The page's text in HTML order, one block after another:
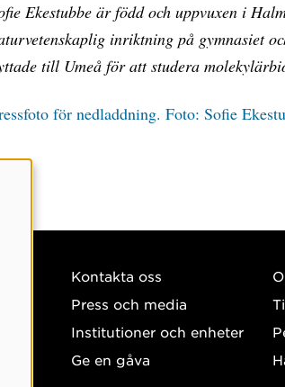
Ekestubbe är född och uppvuxen i
inriktning på gymnasiet
till Umeå för att studera
för nedladdning. Foto: Sofie
Kontakta oss
Press och media
Institutioner och enheter
Ge en gåva